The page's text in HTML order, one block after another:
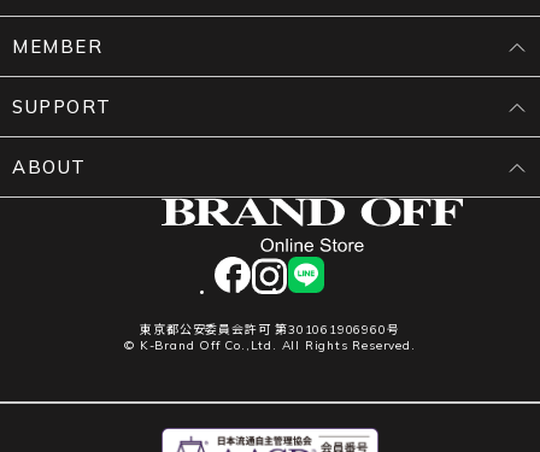
facebookinstagram
LINE
東京都公安委員会許可 第301061906960号
© K-Brand Off Co.,Ltd. All Rights Reserved.
MEMBER
SUPPORT
ABOUT